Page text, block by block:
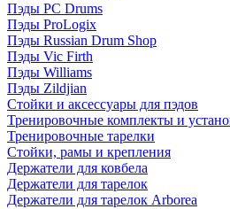
Пэды PC Drums
Пэды ProLogix
Пэды Russian Drum Shop
Пэды Vic Firth
Пэды Williams
Пэды Zildjian
Стойки и аксессуары для пэдов
Тренировочные комплекты и
Тренировочные тарелки
Стойки, рамы и крепления
Держатели для ковбела
Держатели для тарелок
Держатели для тарелок Arborea